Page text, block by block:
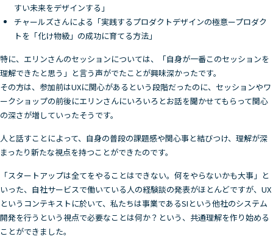
すい未来をデザインする」
チャールズさんによる「実践するプロダクトデザインの極意ープロダク
トを「化け物級」の成功に育てる方法」
特に、エリンさんのセッションについては、「自身が一番このセッションを
理解できたと思う」と言う声がでたことが興味深かったです。
その方は、参加前はUXに関心があるという段階だったのに、セッションやワ
ークショップの前後にエリンさんにいろいろとお話を聞かせてもらって関心
の深さが増していったそうです。
人と話すことによって、自身の普段の課題感や関心事と結びつけ、理解が深
まったり新たな視点を持つことができたのです。
「スタートアップは全てをやることはできない。何をやらないかも大事」と
いった、自社サービスで働いている人の経験談の発表がほとんどですが、UX
というコンテキストに於いて、私たちは事業であるSIという他社のシステム
開発を行うという視点で必要なことは何か？という、共通理解を作り始める
ことができました。